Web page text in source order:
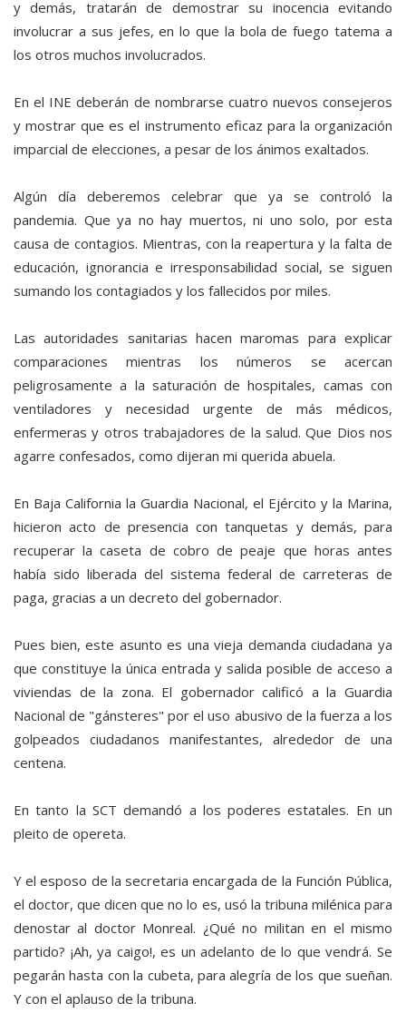
y demás, tratarán de demostrar su inocencia evitando
involucrar a sus jefes, en lo que la bola de fuego tatema a
los otros muchos involucrados.
En el INE deberán de nombrarse cuatro nuevos consejeros
y mostrar que es el instrumento eficaz para la organización
imparcial de elecciones, a pesar de los ánimos exaltados.
Algún día deberemos celebrar que ya se controló la
pandemia. Que ya no hay muertos, ni uno solo, por esta
causa de contagios. Mientras, con la reapertura y la falta de
educación, ignorancia e irresponsabilidad social, se siguen
sumando los contagiados y los fallecidos por miles.
Las autoridades sanitarias hacen maromas para explicar
comparaciones mientras los números se acercan
peligrosamente a la saturación de hospitales, camas con
ventiladores y necesidad urgente de más médicos,
enfermeras y otros trabajadores de la salud. Que Dios nos
agarre confesados, como dijeran mi querida abuela.
En Baja California la Guardia Nacional, el Ejército y la Marina,
hicieron acto de presencia con tanquetas y demás, para
recuperar la caseta de cobro de peaje que horas antes
había sido liberada del sistema federal de carreteras de
paga, gracias a un decreto del gobernador.
Pues bien, este asunto es una vieja demanda ciudadana ya
que constituye la única entrada y salida posible de acceso a
viviendas de la zona. El gobernador calificó a la Guardia
Nacional de "gánsteres" por el uso abusivo de la fuerza a los
golpeados ciudadanos manifestantes, alrededor de una
centena.
En tanto la SCT demandó a los poderes estatales. En un
pleito de opereta.
Y el esposo de la secretaria encargada de la Función Pública,
el doctor, que dicen que no lo es, usó la tribuna milénica para
denostar al doctor Monreal. ¿Qué no militan en el mismo
partido? ¡Ah, ya caigo!, es un adelanto de lo que vendrá. Se
pegarán hasta con la cubeta, para alegría de los que sueñan.
Y con el aplauso de la tribuna.